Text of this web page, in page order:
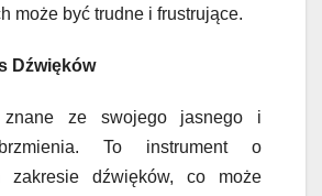
może być trudne i frustrujące.
Dźwięków
ze swojego jasnego i
To instrument o
zakresie dźwięków, co może